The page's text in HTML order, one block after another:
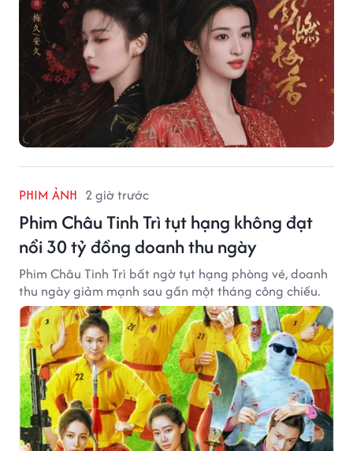
PHIM ẢNH 2 giờ trước
Phim Châu Tinh Trì tụt hạng không đạt
nổi 30 tỷ đồng doanh thu ngày
Phim Châu Tinh Trì bất ngờ tụt hạng phòng vé, doanh
thu ngày giảm mạnh sau gần một tháng công chiếu.